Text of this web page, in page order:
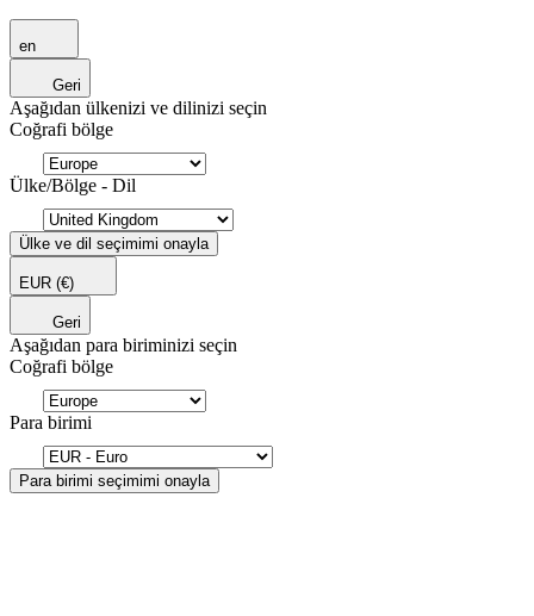
en
Geri
Aşağıdan ülkenizi ve dilinizi seçin
Coğrafi bölge
Ülke/Bölge - Dil
Ülke ve dil seçimimi onayla
EUR (€)
Geri
Aşağıdan para biriminizi seçin
Coğrafi bölge
Para birimi
Para birimi seçimimi onayla